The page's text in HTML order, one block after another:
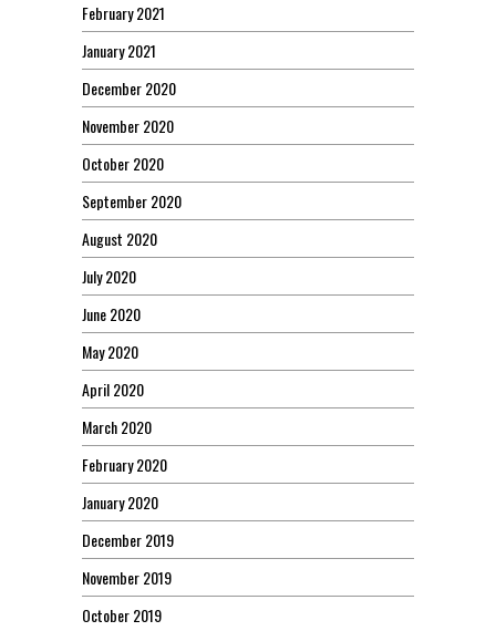
February 2021
January 2021
December 2020
November 2020
October 2020
September 2020
August 2020
July 2020
June 2020
May 2020
April 2020
March 2020
February 2020
January 2020
December 2019
November 2019
October 2019